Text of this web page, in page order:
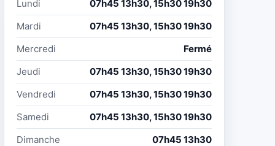
Lundi
07h45 13h30, 15h30 19h30
Mardi
07h45 13h30, 15h30 19h30
Mercredi
Fermé
Jeudi
07h45 13h30, 15h30 19h30
Vendredi
07h45 13h30, 15h30 19h30
Samedi
07h45 13h30, 15h30 19h30
Dimanche
07h45 13h30